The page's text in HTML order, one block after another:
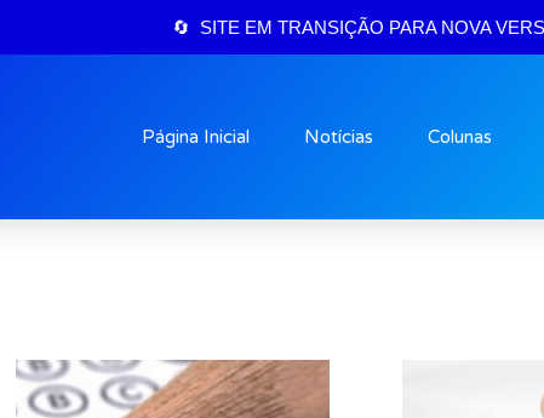
🔄 SITE EM TRANSIÇÃO PARA NOVA
Página Inicial Notícias Colunas